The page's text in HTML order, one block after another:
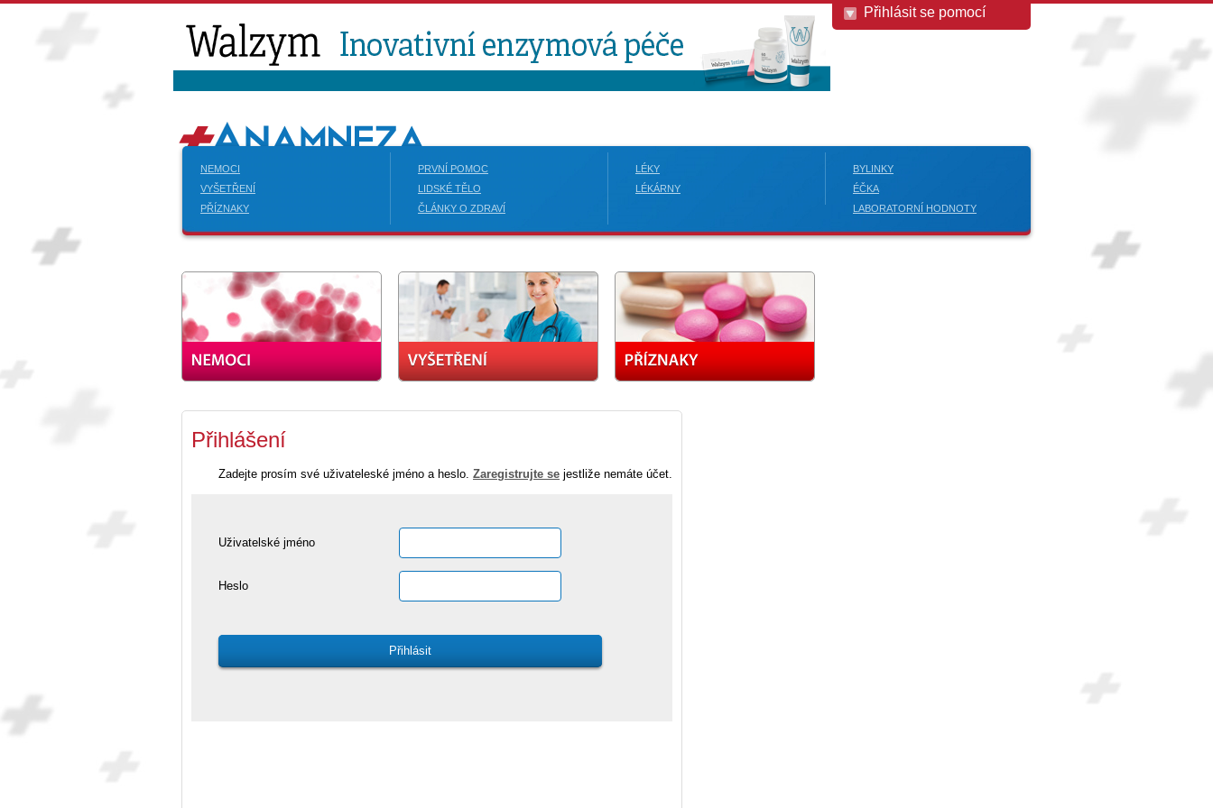
Přihlásit se pomocí
NEMOCI
VYŠETŘENÍ
PŘÍZNAKY
PRVNÍ POMOC
LIDSKÉ TĚLO
ČLÁNKY O ZDRAVÍ
LÉKY
LÉKÁRNY
BYLINKY
ÉČKA
LABORATORNÍ HODNOTY
Přihlášení
Zadejte prosím své uživateleské jméno a heslo. Zaregistrujte se jestliže nemáte účet.
Uživatelské jméno
Heslo